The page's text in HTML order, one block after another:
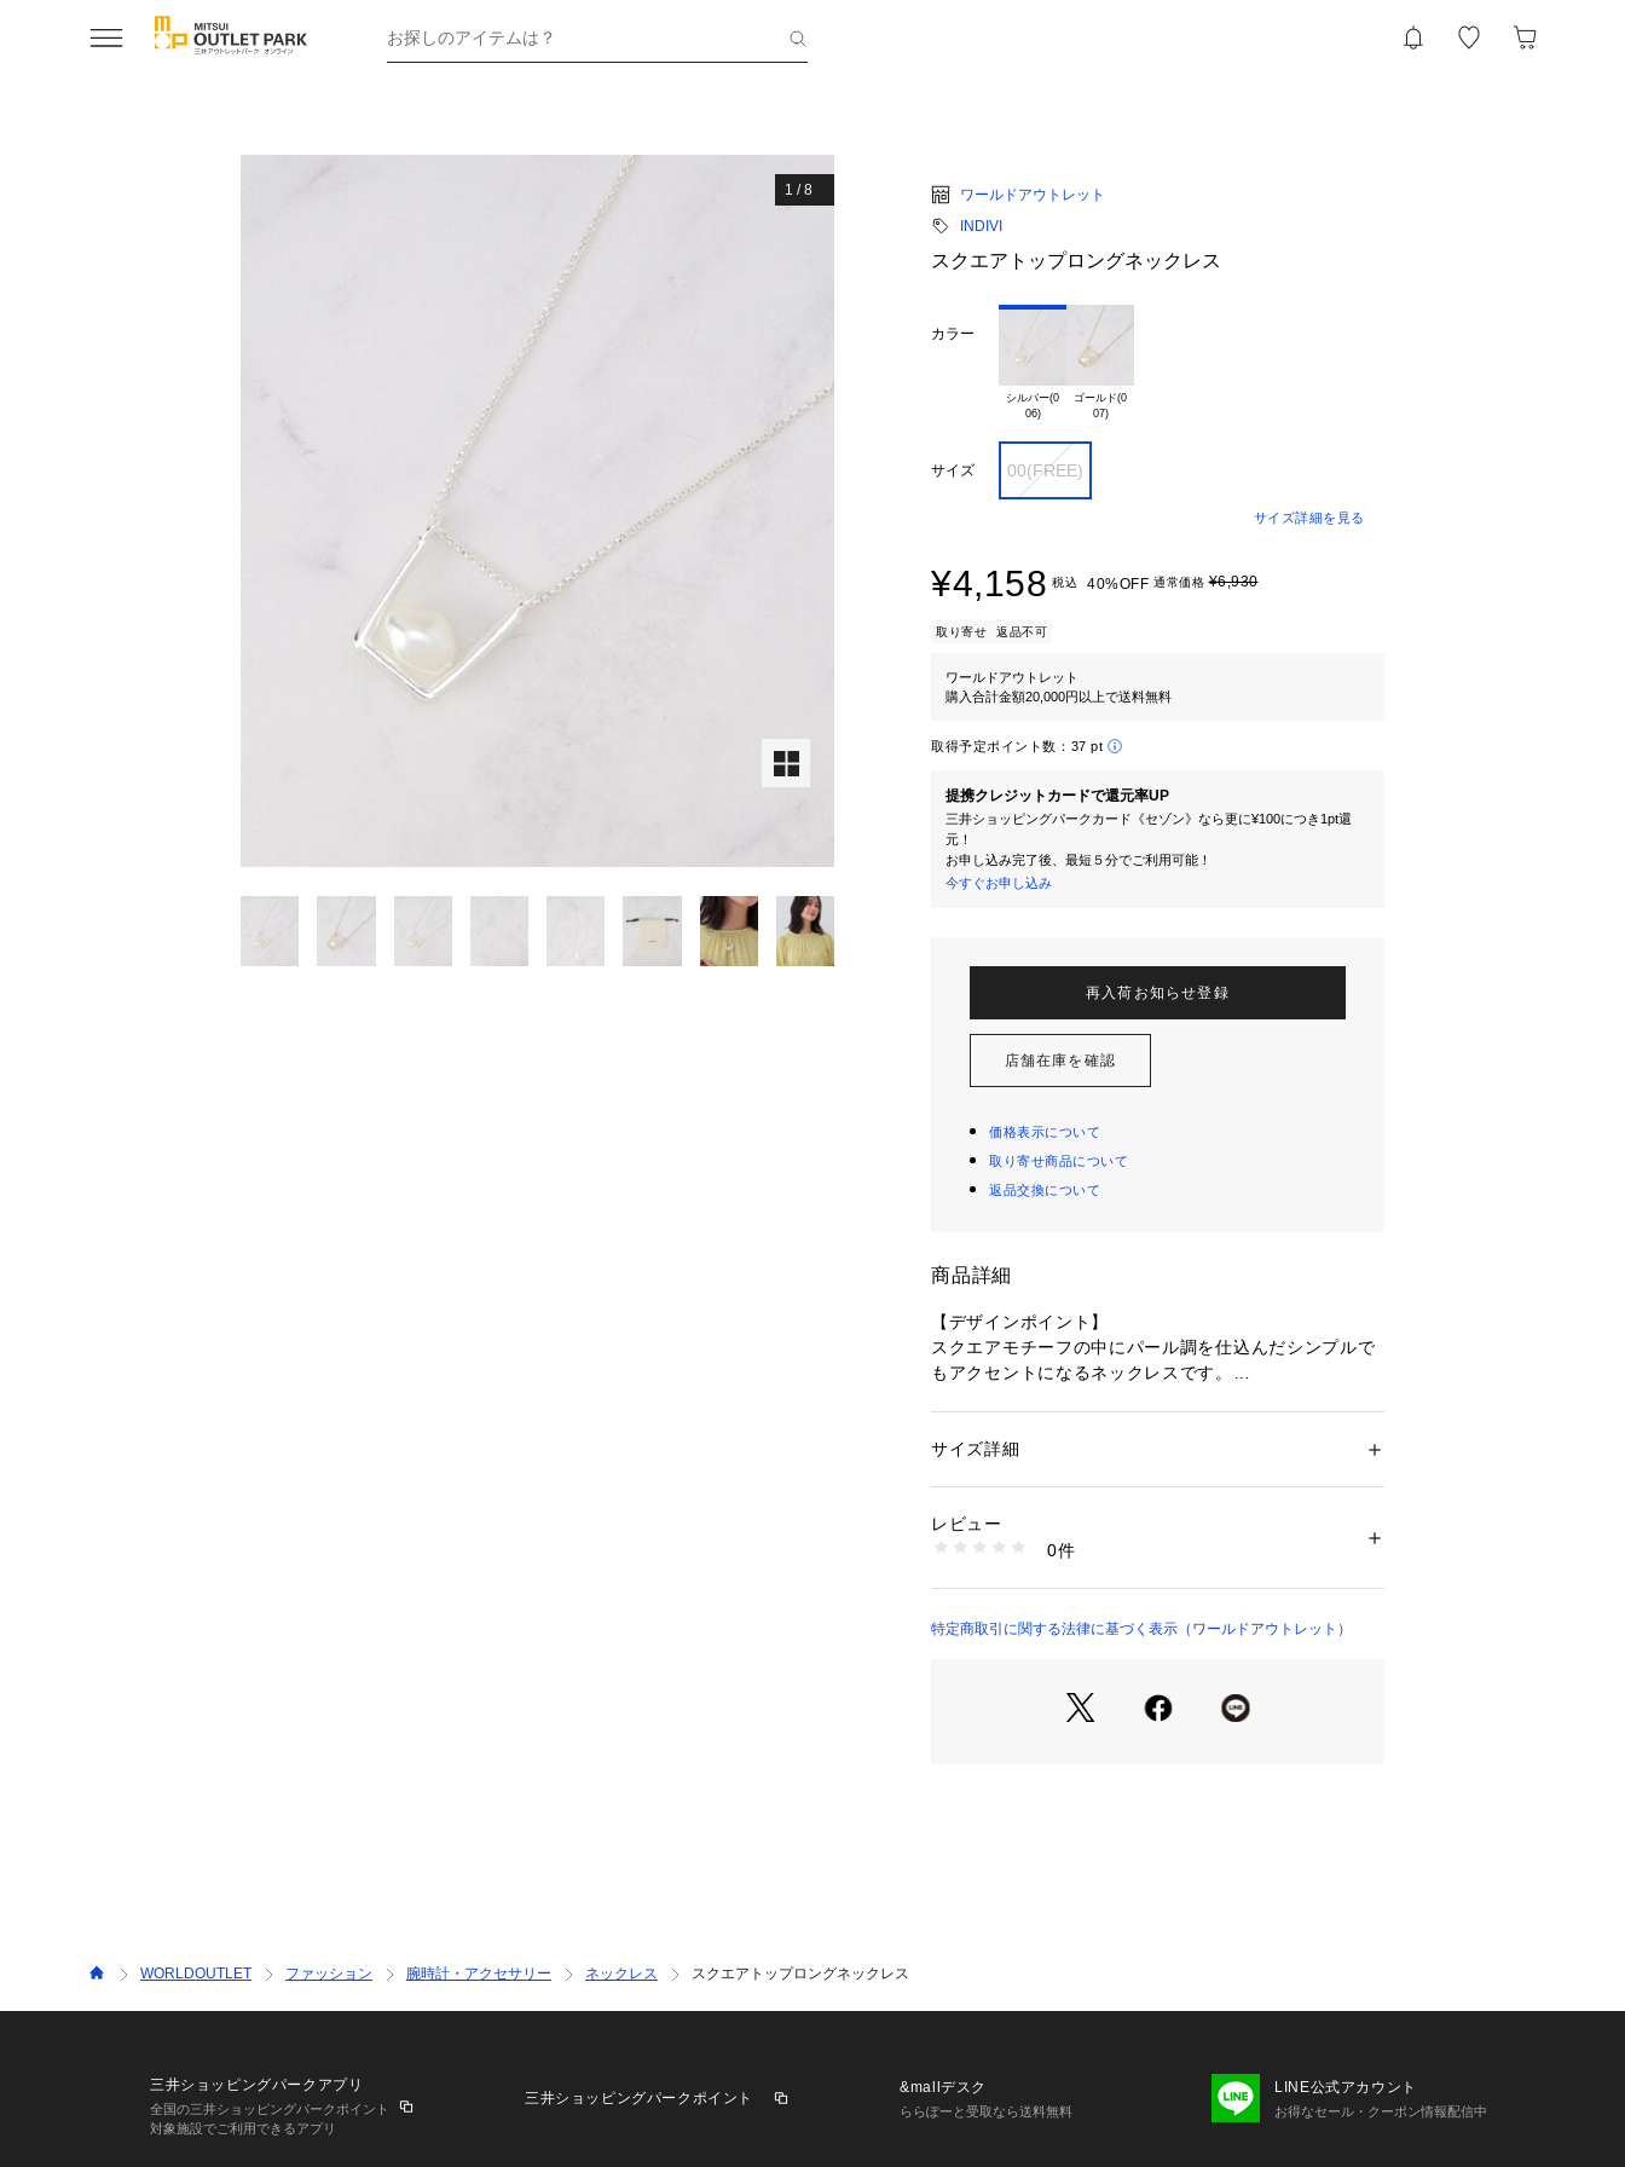
お探しのアイテムは？
1 /8
ワールドアウトレット
INDIVI
スクエアトップロングネックレス
カラー
シルバー(0
06)
ゴールド(0
07)
サイズ 00(FREE)
サイズ詳細を見る
¥4,158 税込 40%OFF 通常価格¥6,930
取り寄せ 返品不可
ワールドアウトレット
購入合計金額20,000円以上で送料無料
取得予定ポイント数： 37 pt
提携クレジットカードで還元率UP
三井ショッピングパークカード《セゾン》なら更に¥100につき1pt還
元！
お申し込み完了後、最短５分でご利用可能！
今すぐお申し込み
再入荷お知らせ登録
店舗在庫を確認
価格表示について
取り寄せ商品について
返品交換について
商品詳細
【デザインポイント】
スクエアモチーフの中にパール調を仕込んだシンプルで
もアクセントになるネックレスです。
幅広く合わせていただけます。
合があります。また、パソコン・スマートフォンなどの
性別：レディース
生産国：中国製
1096000002377
サイズ詳細
レビュー
0件
特定商取引に関する法律に基づく表示（ワールドアウトレット）
WORLDOUTLET ファッション 腕時計・アクセサリー ネックレス スクエアトップロングネックレス
三井ショッピングパークアプリ
全国の三井ショッピングパークポイント
対象施設でご利用できるアプリ
三井ショッピングパークポイント
&mallデスク
ららぽーと受取なら送料無料
LINE公式アカウント
お得なセール・クーポン情報配信中